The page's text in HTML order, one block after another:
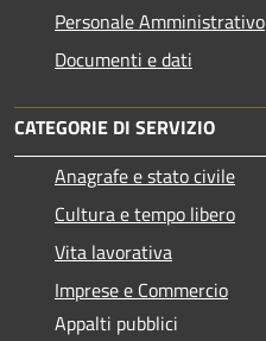
Personale Amministrativo
Documenti e dati
CATEGORIE DI SERVIZIO
Anagrafe e stato civile
Cultura e tempo libero
Vita lavorativa
Imprese e Commercio
Appalti pubblici